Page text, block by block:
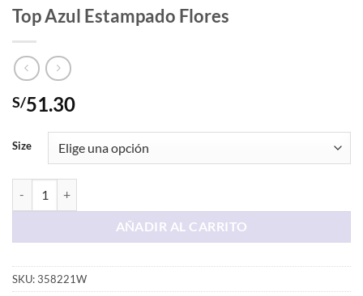
Top Azul Estampado Flores
S/51.30
Size
AÑADIR AL CARRITO
SKU:358221W